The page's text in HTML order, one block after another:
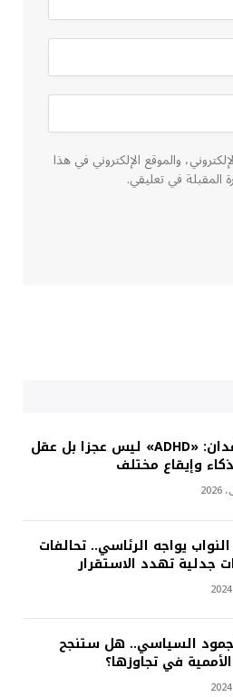
والموقع الإلكتروني في هذا
المقبلة في تعليقي.
خالد رغدان: «ADHD» ليس عجزا بل عقل
وإيقاع مختلف
يواجه الرئاسي.. تحالفات
جدلية تهدد الاستقرار
السياسي.. هل ستنجح
في تجاوزها؟